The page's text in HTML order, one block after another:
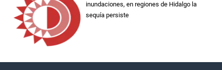
inundaciones, en regiones de Hidalgo la
sequía persiste